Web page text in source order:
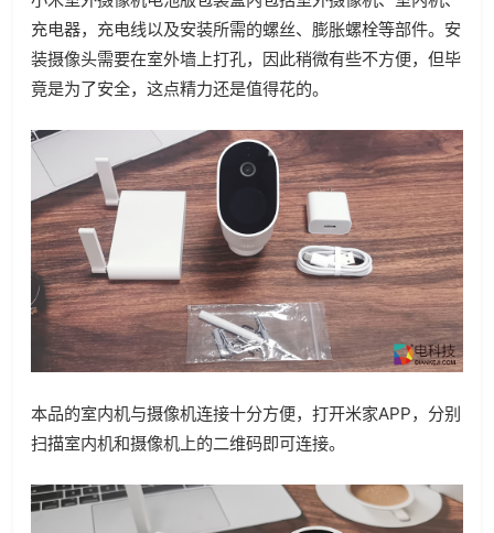
充电器，充电线以及安装所需的螺丝、膨胀螺栓等部件。安
装摄像头需要在室外墙上打孔，因此稍微有些不方便，但毕
竟是为了安全，这点精力还是值得花的。
本品的室内机与摄像机连接十分方便，打开米家APP，分别
扫描室内机和摄像机上的二维码即可连接。